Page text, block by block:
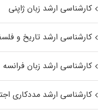
کارشناسی ارشد زبان ژاپنی
کارشناسی ارشد تاریخ و
کارشناسی ارشد زبان فرانسه
کارشناسی ارشد مددکاری